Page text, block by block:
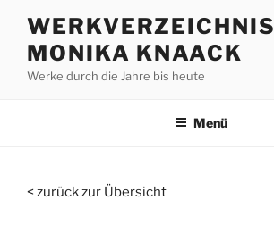
Inhalt
springen
WERKVERZEICHNIS
MONIKA KNAACK
Werke durch die Jahre bis heute
Menü
< zurück zur Übersicht